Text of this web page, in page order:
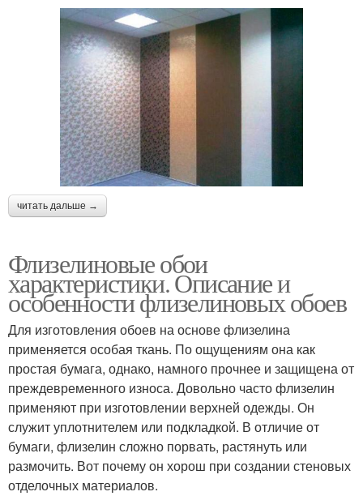
читать дальше →
Флизелиновые обои
характеристики. Описание и
особенности флизелиновых обоев
Для изготовления обоев на основе флизелина
применяется особая ткань. По ощущениям она как
простая бумага, однако, намного прочнее и защищена от
преждевременного износа. Довольно часто флизелин
применяют при изготовлении верхней одежды. Он
служит уплотнителем или подкладкой. В отличие от
бумаги, флизелин сложно порвать, растянуть или
размочить. Вот почему он хорош при создании стеновых
отделочных материалов.